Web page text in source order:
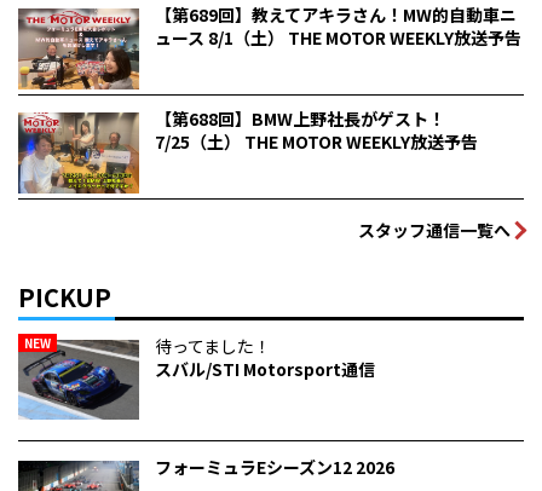
【第689回】教えてアキラさん！MW的自動車ニ
ュース 8/1（土） THE MOTOR WEEKLY放送予告
【第688回】BMW上野社長がゲスト！
7/25（土） THE MOTOR WEEKLY放送予告
スタッフ通信一覧へ
PICKUP
NEW
待ってました！
スバル/STI Motorsport通信
フォーミュラEシーズン12 2026